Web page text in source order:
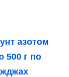
азотом
500 г по